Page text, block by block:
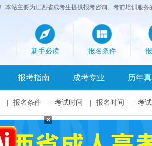
！ 本站主要为江西省成考生提供报考咨询、考前培训服务
新手必读 报名条件
报考指南 成考专业 历年
报名条件 考试时间 报名时间 考试